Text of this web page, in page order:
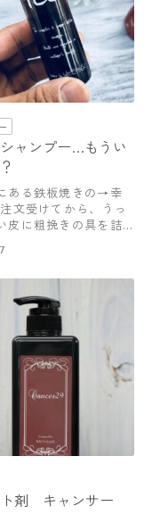
ャンプー…もうい
ある鉄板焼きの→幸
文受けてから、うっ
皮に粗挽きの具を詰
剤 キャンサー